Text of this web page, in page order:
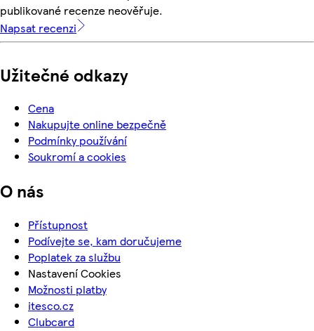
publikované recenze neověřuje.
Napsat recenzi
Užitečné odkazy
Cena
Nakupujte online bezpečně
Podmínky používání
Soukromí a cookies
O nás
Přístupnost
Podívejte se, kam doručujeme
Poplatek za službu
Nastavení Cookies
Možnosti platby
itesco.cz
Clubcard